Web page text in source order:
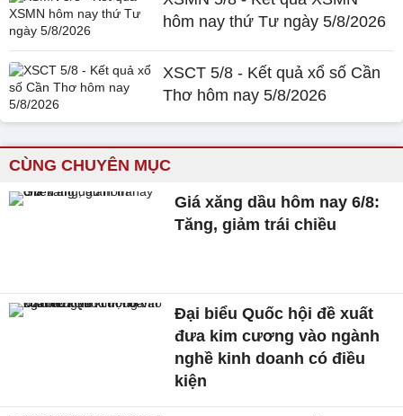
hôm nay thứ Tư ngày 5/8/2026
XSCT 5/8 - Kết quả xổ số Cần
Thơ hôm nay 5/8/2026
CÙNG CHUYÊN MỤC
Giá xăng dầu hôm nay 6/8:
Tăng, giảm trái chiều
Đại biểu Quốc hội đề xuất
đưa kim cương vào ngành
nghề kinh doanh có điều
kiện